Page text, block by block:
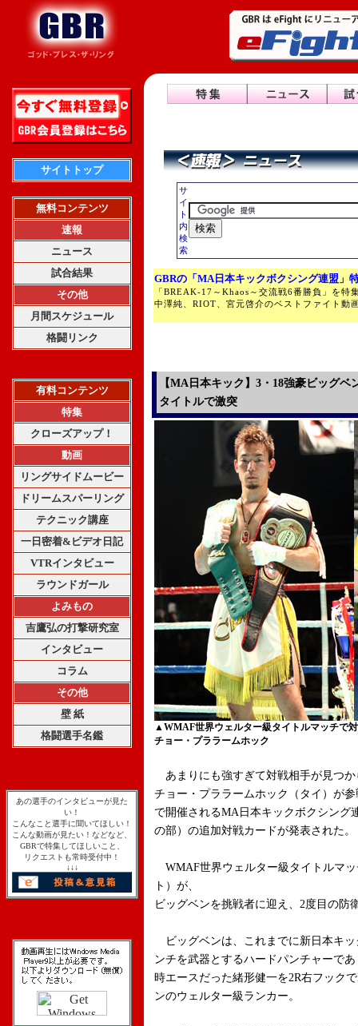
サイトトップ
無料コンテンツ
速報
ニュース
試合結果
その他
月間スケジュール
格闘リンク
有料コンテンツ
特集
クローズアップ！
動画
リングサイドムービー
ドリームスパーリング
テクニック講座
一日密着&ビデオ日記
VTRインタビュー
ラウンドガール
よみもの
吉鷹弘の打撃研究室
インタビュー
コラム
その他
壁 紙
格闘選手名鑑
あの選手のインタビューが見た
い！
こんなこと選手に聞いてほしい！
こんな動画が見たい！などなど、
GBRで特集してほしいこと、
リクエストも常時受付中！
↓↓↓
サ
イ
ト
内
検
索
GBRの「MA日本キックボクシング連盟」
「BREAK-17～Khaos～交流戦6番勝負」を特
中澤純、RIOT、宮元啓介のベストファイト動
【MA日本キック】3・18強豪ビッグ
タイトルで激突
▲WMAF世界ウェルター級タイトルマッチで
チョー・プララームホック
あまりにも強すぎて対戦相手が見つ
チョー・プララームホック（タイ）が
で開催されるMA日本キックボクシング
の部）の追加対戦カードが発表された。
WMAF世界ウェルター級タイトルマ
ト）が、
ビッグベンを挑戦者に迎え、2度目の防
ビッグベンは、これまでに新日本キ
ンチを武器とするハードパンチャーで
時エースだった緒形健一を2R右フック
ンのウェルター級ランカー。